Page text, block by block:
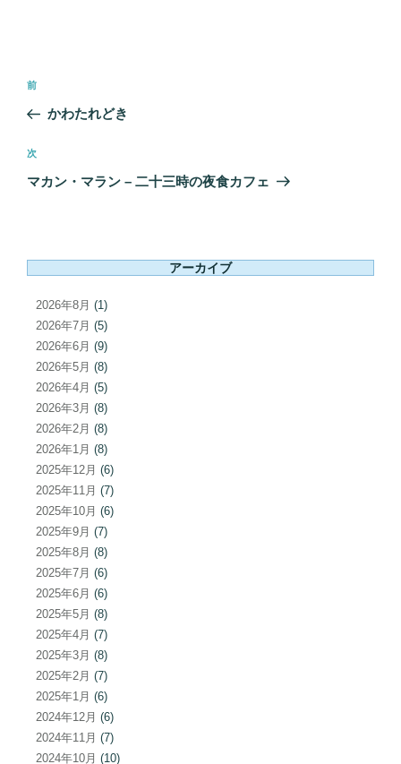
ナ
ビ
ー
ン
前
の
稿
前
かわたれどき
次
の
次
マカン・マラン – 二十三時の夜食カフェ
アーカイブ
2026年8月 (1)
2026年7月 (5)
2026年6月 (9)
2026年5月 (8)
2026年4月 (5)
2026年3月 (8)
2026年2月 (8)
2026年1月 (8)
2025年12月 (6)
2025年11月 (7)
2025年10月 (6)
2025年9月 (7)
2025年8月 (8)
2025年7月 (6)
2025年6月 (6)
2025年5月 (8)
2025年4月 (7)
2025年3月 (8)
2025年2月 (7)
2025年1月 (6)
2024年12月 (6)
2024年11月 (7)
2024年10月 (10)